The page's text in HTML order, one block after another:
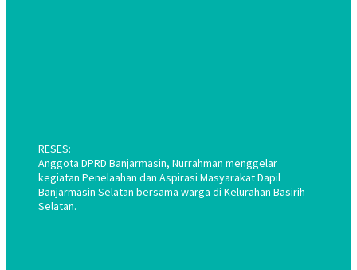
RESES:
Anggota DPRD Banjarmasin, Nurrahman menggelar
kegiatan Penelaahan dan Aspirasi Masyarakat Dapil
Banjarmasin Selatan bersama warga di Kelurahan Basirih
Selatan.